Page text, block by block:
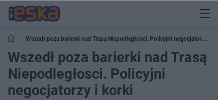
Wszedł poza barierki nad Trasą Niepodległosci. Policyjni negocjatorzy i
korki
Wszedł poza barierki nad Trasą
Niepodległosci. Policyjni
negocjatorzy i korki